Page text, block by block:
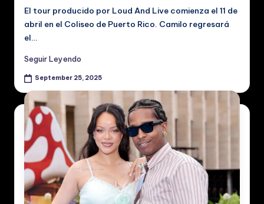
El tour producido por Loud And Live comienza el 11 de
abril en el Coliseo de Puerto Rico. Camilo regresará
el…
Seguir Leyendo
September 25, 2025